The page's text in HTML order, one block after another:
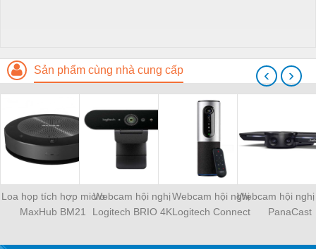
Sản phẩm cùng nhà cung cấp
Loa họp tích hợp micro
MaxHub BM21
Webcam hội nghị
Logitech BRIO 4K
Webcam hội nghị
Logitech Connect
Webcam hội
PanaCast
‹ ›